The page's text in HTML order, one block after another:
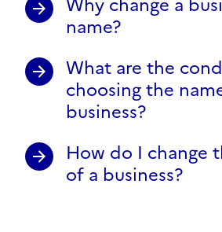
name?
What are the
choosing the
business?
How do I change
of a business?